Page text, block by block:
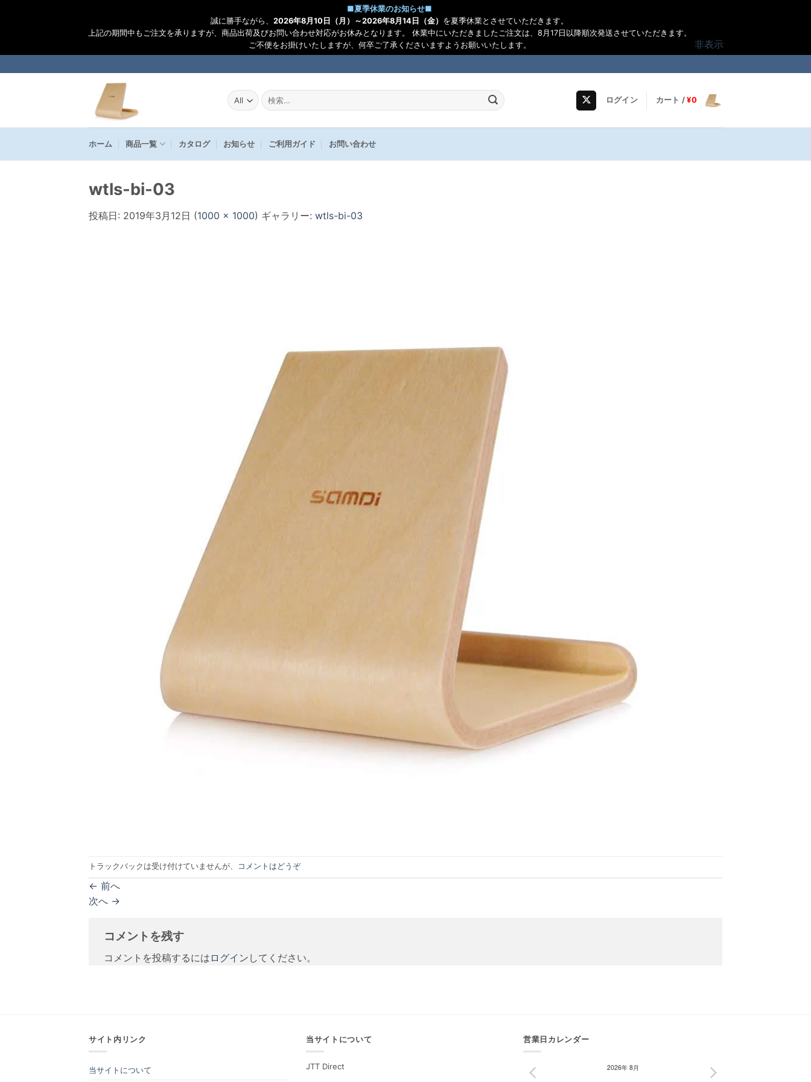
■夏季休業のお知らせ■
誠に勝手ながら、 2026年8月10日（月）～2026年8月14日（金） を夏季休業とさせていただきます。
上記の期間中もご注文を承りますが、商品出荷及びお問い合わせ対応がお休みとなります。 休業中にいただきましたご注文は、8月17日以降順次発送させていただきます。
ご不便をお掛けいたしますが、何卒ご了承くださいますようお願いいたします。
非表示
to
検
索
果:
ログイン カート /¥0
ホーム 商品一覧 カタログ お知らせ ご利用ガイド お問い合わせ
wtls-bi-03
投稿日: 2019年3月12日 (1000 × 1000) ギャラリー: wtls-bi-03
トラックバックは受け付けていませんが、 コメントはどうぞ
← 前へ
次へ →
コメントを残す
コメントを投稿するには ログイン してください。
サイト内リンク
当サイトについて
当サイトについて
JTT Direct
営業日カレンダー
2026年 8月